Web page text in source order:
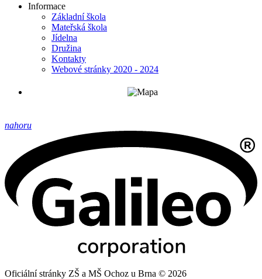
Informace
Základní škola
Mateřská škola
Jídelna
Družina
Kontakty
Webové stránky 2020 - 2024
nahoru
Oficiální stránky ZŠ a MŠ Ochoz u Brna © 2026